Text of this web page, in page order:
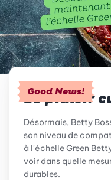
Good News!
Le plaisir
Désormais, Betty
son niveau de
à l'échelle Green
voir dans quelle
durables.